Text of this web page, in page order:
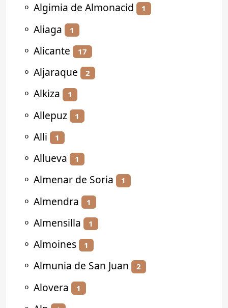
⚬ Algimia de Almonacid 1
⚬ Aliaga 1
⚬ Alicante 17
⚬ Aljaraque 2
⚬ Alkiza 1
⚬ Allepuz 1
⚬ Alli 1
⚬ Allueva 1
⚬ Almenar de Soria 1
⚬ Almendra 1
⚬ Almensilla 1
⚬ Almoines 1
⚬ Almunia de San Juan 2
⚬ Alovera 1